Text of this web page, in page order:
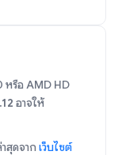
หรือ AMD HD
อาจให้
สุดจาก เว็บไซต์